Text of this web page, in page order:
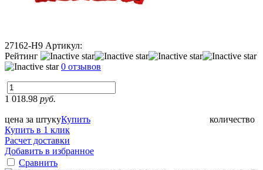
27162-H9 Артикул:
Рейтинг
0 отзывов
1 018.98 руб.
цена за штуку количество
Купить
Купить в 1 клик
Расчет доставки
Добавить в избранное
Сравнить